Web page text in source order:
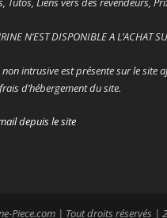
N’EST DISPONIBLE A L’ACHAT
intrusive est présente sur le site
d’hébergement du site.
depuis le site
Piece.com | Tout droits réservés |